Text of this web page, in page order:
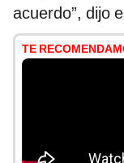
acuerdo”, dijo
TE